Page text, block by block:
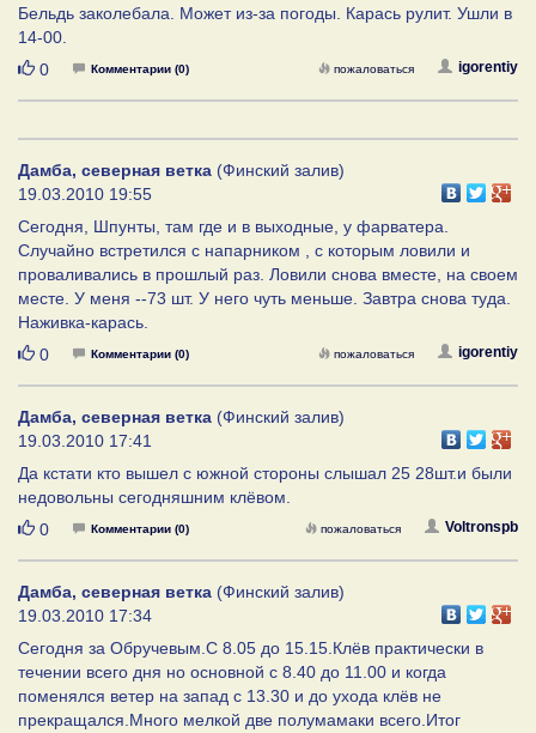
Бельдь заколебала. Может из-за погоды. Карась рулит. Ушли в
14-00.
Нравится
0 Комментарии (0) igorentiy
пожаловаться
Дамба, северная ветка (Финский залив)
19.03.2010 19:55
Сегодня, Шпунты, там где и в выходные, у фарватера.
Случайно встретился с напарником , с которым ловили и
проваливались в прошлый раз. Ловили снова вместе, на своем
месте. У меня --73 шт. У него чуть меньше. Завтра снова туда.
Наживка-карась.
Нравится
0 Комментарии (0) igorentiy
пожаловаться
Дамба, северная ветка (Финский залив)
19.03.2010 17:41
Да кстати кто вышел с южной стороны слышал 25 28шт.и были
недовольны сегодняшним клёвом.
Нравится
0 Комментарии (0) Voltronspb
пожаловаться
Дамба, северная ветка (Финский залив)
19.03.2010 17:34
Сегодня за Обручевым.С 8.05 до 15.15.Клёв практически в
течении всего дня но основной с 8.40 до 11.00 и когда
поменялся ветер на запад с 13.30 и до ухода клёв не
прекращался.Много мелкой две полумамаки всего.Итог